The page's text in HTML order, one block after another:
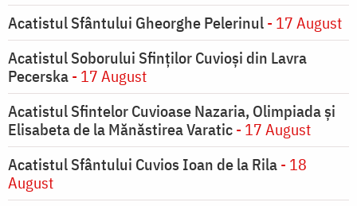
Acatistul Sfântului Gheorghe Pelerinul- 17 August
Acatistul Soborului Sfinților Cuvioși din Lavra
Pecerska- 17 August
Acatistul Sfintelor Cuvioase Nazaria, Olimpiada și
Elisabeta de la Mănăstirea Varatic- 17 August
Acatistul Sfântului Cuvios Ioan de la Rila- 18
August